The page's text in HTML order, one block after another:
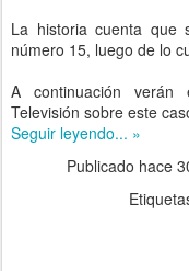
La historia cuenta que
número 15, luego de lo
A continuación verán
Televisión sobre este
Seguir leyendo... »
Publicado hace